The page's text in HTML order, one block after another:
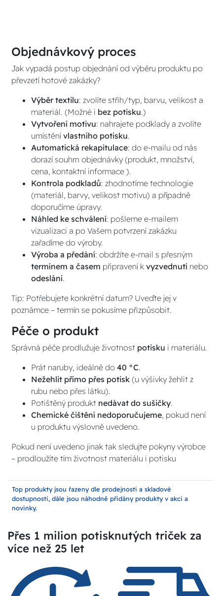
Objednávkový proces
Jak vypadá postup objednání od výběru produktu po
převzetí hotové zakázky?
Výběr textilu: zvolíte střih/typ, barvu, velikost a
materiál. (Možné i bez potisku.)
Vytvoření motivu: nahrajete podklady a zvolíte
umístění vlastního potisku.
Automatická rekapitulace: do e-mailu od nás
dorazí souhrn objednávky (produkt, množství,
cena, kontaktní informace ).
Kontrola podkladů: zhodnotíme technologie
(materiál, barvy, velikost motivu) a případně
doporučíme úpravy.
Náhled ke schválení: pošleme e-mailem
vizualizaci a po Vašem potvrzení zakázku
zařadíme do výroby.
Výroba a předání: obdržíte e-mail s přesným
termínem a časem připravení k vyzvednutí nebo
odeslání.
Tip: Potřebujete konkrétní datum? Uveďte jej v
poznámce – termín se pokusíme přizpůsobit.
Péče o produkt
Správná péče prodlužuje životnost potisku i materiálu.
Prát naruby, ideálně do 40 °C.
Nežehlit přímo přes potisk (u výšivky žehlit z
rubu nebo přes látku).
Potištěný produkt nedávat do sušičky.
Chemické čištění nedoporučujeme , pokud není
u produktu výslovně uvedeno.
Pokud není uvedeno jinak tak sledujte pokyny výrobce
– prodloužíte tím životnost materiálu i potisku
Top produkty jsou řazeny dle prodejnosti a skladové
dostupnosti, dále jsou náhodně přidány produkty v akci a
novinky.
Přes 1 milion potisknutých triček za
více než 25 let